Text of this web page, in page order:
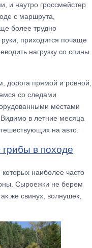
и наутро гроссмейстер
с маршрута,
более трудно
приходится почаще
нагрузку со спины
дорога прямой и ровной,
со следами
местами
в летние месяца
на авто.
наиболее часто
Сыроежки не берем
же свинух, волнушек,